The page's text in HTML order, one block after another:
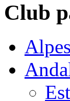
Club